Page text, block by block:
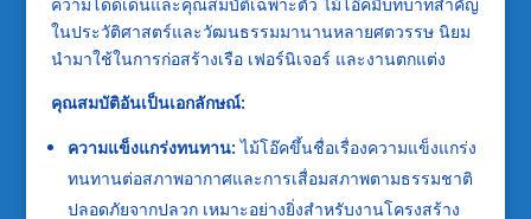
ในประวัติศาสตร์และวัฒนธรรมมานานหลายศตวรรษ นิยม
นำมาใช้ในการก่อสร้างเรือ เฟอร์นิเจอร์ และงานตกแต่ง
คุณสมบัติอันเป็นเอกลักษณ์:
ความแข็งแกร่งทนทาน: ไม้โอ๊คขึ้นชื่อเรื่องความแข็งแกร่ง
ทนทานต่อสภาพอากาศและการเสื่อมสภาพตามธรรมชาติ
ปลอดภัยจากปลวก เหมาะอย่างยิ่งสำหรับงานโครงสร้าง